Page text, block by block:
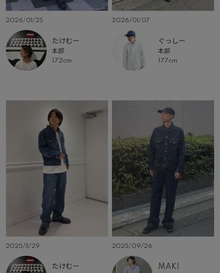
2026/01/25
たけむー
本部
172cm
2026/01/07
ぐっしー
本部
177cm
2025/11/29
たけむー
2025/09/26
MAKI